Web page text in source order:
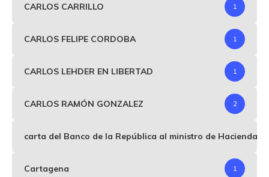
CARLOS CARRILLO 1
CARLOS FELIPE CORDOBA 1
CARLOS LEHDER EN LIBERTAD 1
CARLOS RAMÓN GONZALEZ 2
carta del Banco de la República al ministro de Hacienda
Cartagena 1